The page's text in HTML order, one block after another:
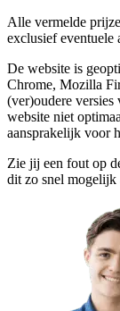
Alle vermelde
exclusief eventuele
De website is
Chrome, Mozilla
(ver)oudere versies
website niet
aansprakelijk voor
Zie jij een fout op
dit zo snel mogelijk